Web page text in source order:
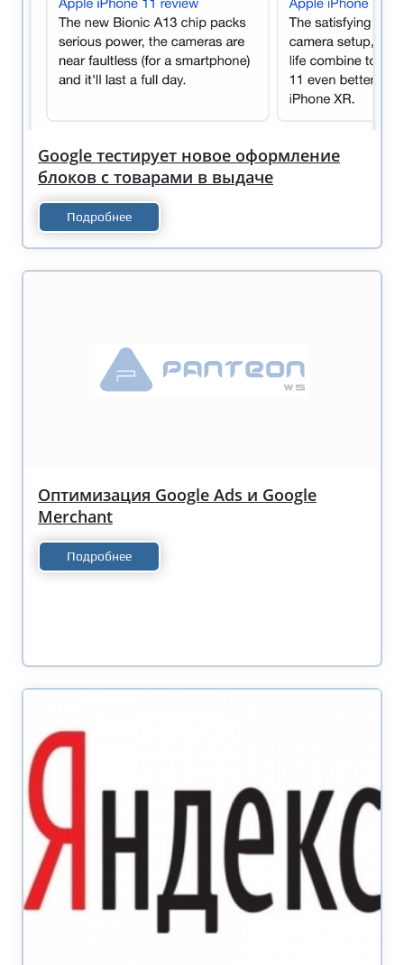
Google тестирует новое оформление
блоков с товарами в выдаче
Подробнее
Оптимизация Google Ads и Google
Merchant
Подробнее